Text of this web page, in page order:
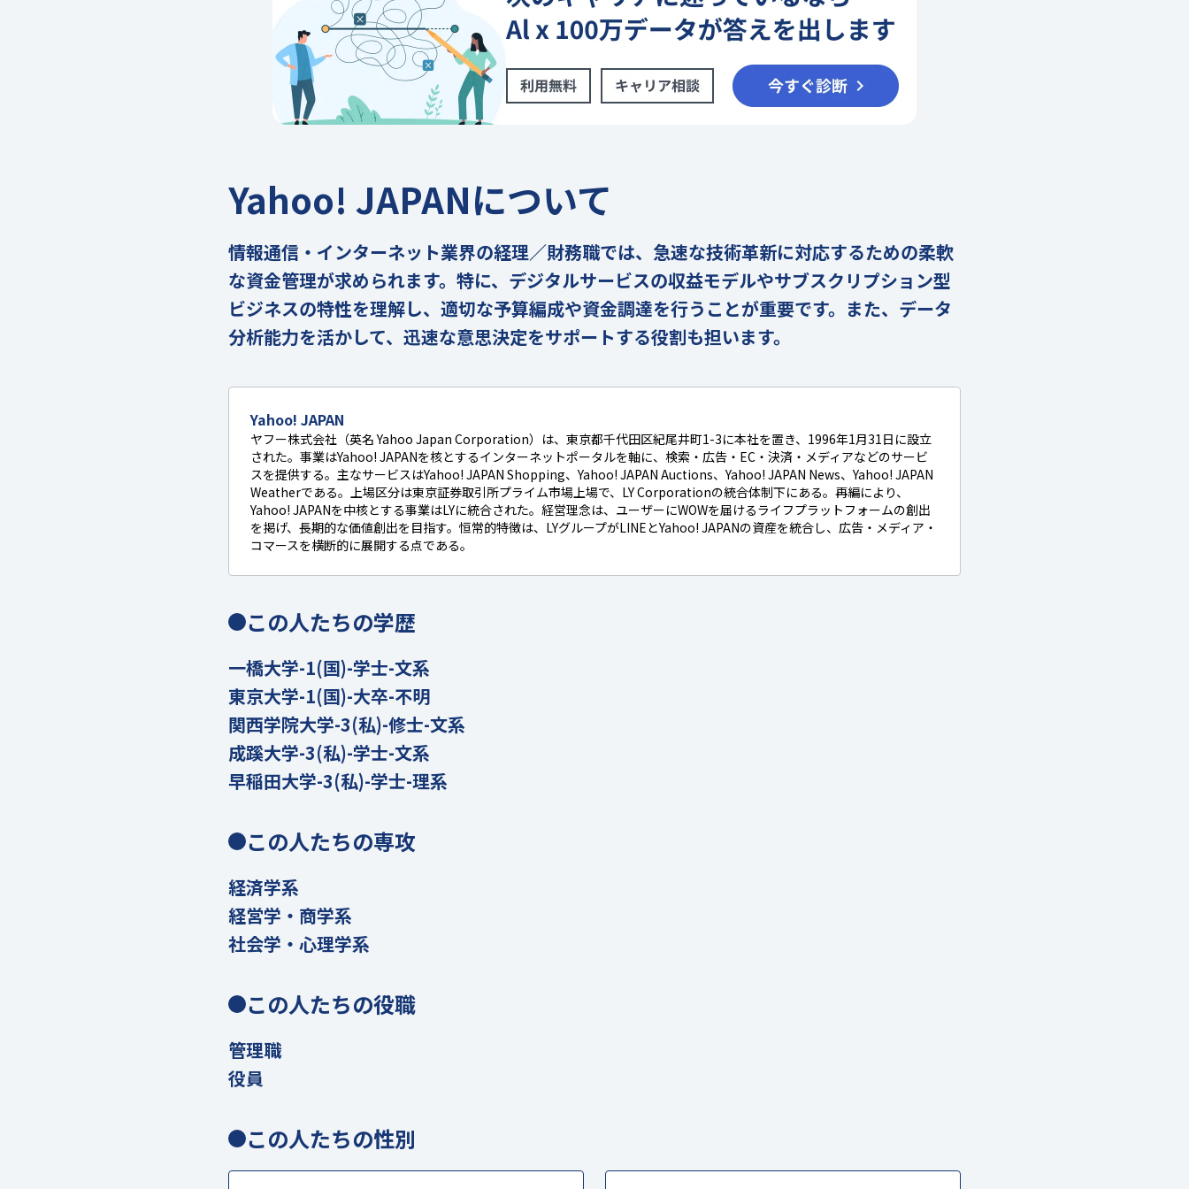
Yahoo! JAPANについて
情報通信・インターネット業界の経理／財務職では、急速な技術革新に対応するための柔軟
な資金管理が求められます。特に、デジタルサービスの収益モデルやサブスクリプション型
ビジネスの特性を理解し、適切な予算編成や資金調達を行うことが重要です。また、データ
分析能力を活かして、迅速な意思決定をサポートする役割も担います。
Yahoo! JAPAN
ヤフー株式会社（英名 Yahoo Japan Corporation）は、東京都千代田区紀尾井町1-3に本社を置き、1996年1月31日に設立
された。事業はYahoo! JAPANを核とするインターネットポータルを軸に、検索・広告・EC・決済・メディアなどのサービ
スを提供する。主なサービスはYahoo! JAPAN Shopping、Yahoo! JAPAN Auctions、Yahoo! JAPAN News、Yahoo! JAPAN
Weatherである。上場区分は東京証券取引所プライム市場上場で、LY Corporationの統合体制下にある。再編により、
Yahoo! JAPANを中核とする事業はLYに統合された。経営理念は、ユーザーにWOWを届けるライフプラットフォームの創出
を掲げ、長期的な価値創出を目指す。恒常的特徴は、LYグループがLINEとYahoo! JAPANの資産を統合し、広告・メディア・
コマースを横断的に展開する点である。
この人たちの学歴
一橋大学-1(国)-学士-文系
東京大学-1(国)-大卒-不明
関西学院大学-3(私)-修士-文系
成蹊大学-3(私)-学士-文系
早稲田大学-3(私)-学士-理系
この人たちの専攻
経済学系
経営学・商学系
社会学・心理学系
この人たちの役職
管理職
役員
この人たちの性別